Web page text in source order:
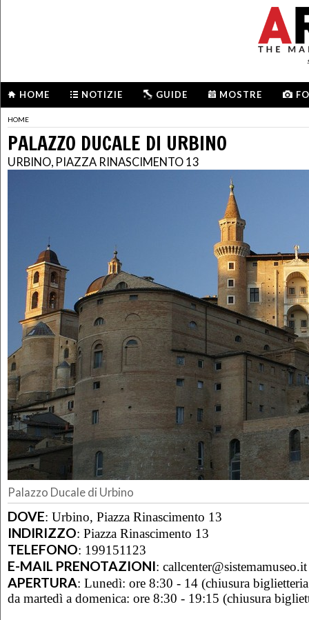
HOME NOTIZIE GUIDE MOSTRE
HOME
PALAZZO DUCALE DI URBINO
URBINO, PIAZZA RINASCIMENTO 13
Palazzo Ducale di Urbino
DOVE: Urbino, Piazza Rinascimento 13
INDIRIZZO: Piazza Rinascimento 13
TELEFONO: 199151123
E-MAIL PRENOTAZIONI: callcenter@sistemamuseo.it
APERTURA: Lunedì: ore 8:30 - 14 (chiusura
da martedì a domenica: ore 8:30 - 19:15 (chiusura